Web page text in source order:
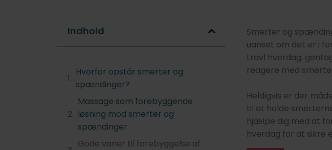
Indhold
Hvorfor opstår smerter og
spændinger?
Massage som forebyggende
løsning mod smerter og
spændinger
Gode vaner til forebyggelse af
Smerter og
uanset om det er i
travl hverdag,
reagere med
Heldigvis er der
til at holde
hjælpe dig med at
hverdag for at sikre